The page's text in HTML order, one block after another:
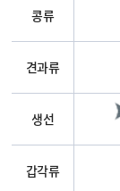
콩류
견과류
생선
갑각류